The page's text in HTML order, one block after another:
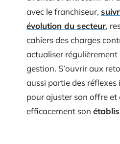
avec le franchiseur,
évolution du secteur,
cahiers des charges
actualiser régulièrement
gestion. S’ouvrir aux
aussi partie des
pour ajuster son offre et
efficacement son